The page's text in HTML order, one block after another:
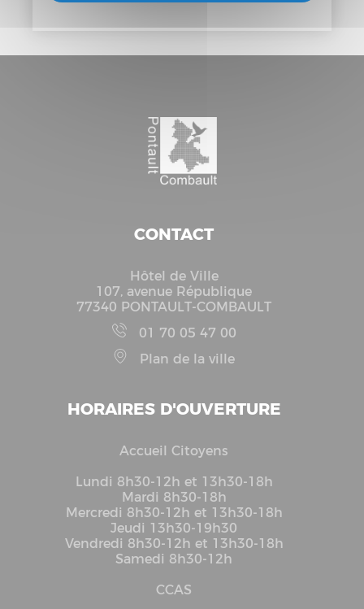
CONTACT
Hôtel de Ville
107, avenue République
77340 PONTAULT-COMBAULT
01 70 05 47 00
Plan de la ville
HORAIRES D'OUVERTURE
Accueil Citoyens
Lundi 8h30-12h et 13h30-18h
Mardi 8h30-18h
Mercredi 8h30-12h et 13h30-18h
Jeudi 13h30-19h30
Vendredi 8h30-12h et 13h30-18h
Samedi 8h30-12h
CCAS